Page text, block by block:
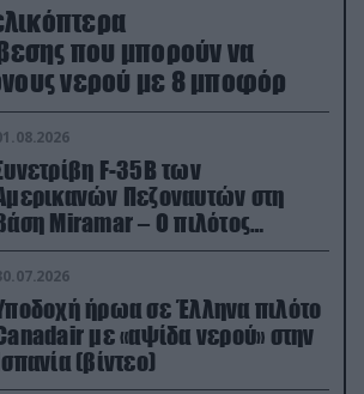
που μπορούν να
νερού με 8 μποφόρ
F-35B των
Πεζοναυτών στη
Miramar – Ο πιλότος
εγκαίρως
ήρωα σε Έλληνα πιλότο
με «αψίδα νερού» στην
Ισπανία (βίντεο)